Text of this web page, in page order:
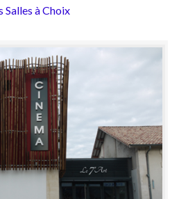
Salles à Choix